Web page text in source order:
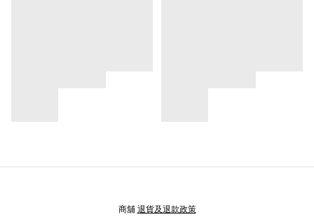
商舖 退貨及退款政策